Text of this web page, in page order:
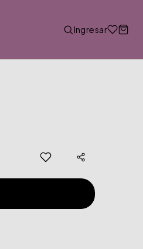
Ingresar